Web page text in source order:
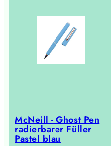
McNeill - Ghost Pen
radierbarer Füller
Pastel blau